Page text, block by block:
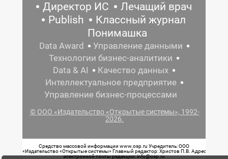
Директор ИС
Лечащий врач
Publish
Классный журнал
Понимашка
Data Award
Управление данными
Технологии бизнес-аналитики
Data & AI
Качество данных
Интеллектуальное предприятие
Управление бизнес-процессами
© ООО «Издательство «Открытые системы», 1992-
2026.
Средство массовой информации www.osp.ru Учредитель: ООО
«Издательство «Открытые системы» Главный редактор: Христов П.В. Адрес
электронной почты редакции: info@osp.ru